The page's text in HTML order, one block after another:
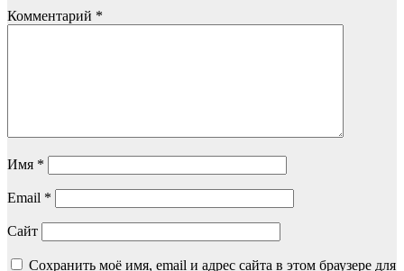
Комментарий *
Имя *
Email *
Сайт
Сохранить моё имя, email и адрес сайта в этом браузере для